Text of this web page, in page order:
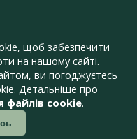
щоб забезпечити
на нашому сайті.
ви погоджуєтесь
Детальніше про
файлів cookie.